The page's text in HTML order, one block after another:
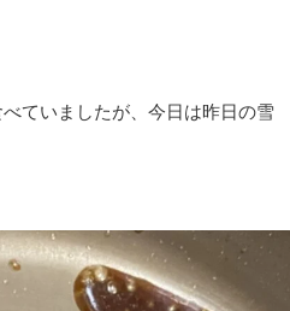
ていましたが、今日は昨日の雪